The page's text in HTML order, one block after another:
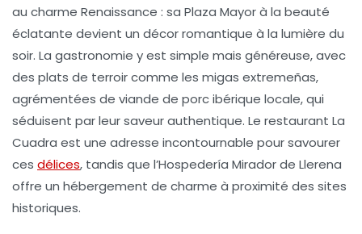
au charme Renaissance : sa Plaza Mayor à la beauté
éclatante devient un décor romantique à la lumière du
soir. La gastronomie y est simple mais généreuse, avec
des plats de terroir comme les migas extremeñas,
agrémentées de viande de porc ibérique locale, qui
séduisent par leur saveur authentique. Le restaurant La
Cuadra est une adresse incontournable pour savourer
ces délices, tandis que l’Hospedería Mirador de Llerena
offre un hébergement de charme à proximité des sites
historiques.